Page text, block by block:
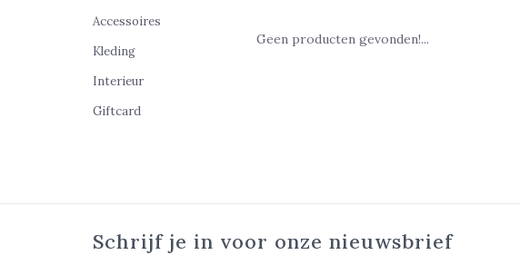
Accessoires
Kleding
Interieur
Giftcard
Geen producten gevonden!...
Schrijf je in voor onze nieuwsbrief